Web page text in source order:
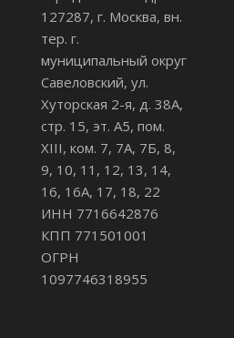
127287, г. Москва, вн.
тер. г.
муниципальный округ
Савеловский, ул.
Хуторская 2-я, д. 38А,
стр. 15, эт. А5, пом.
XIII, ком. 7, 7А, 7Б, 8,
9, 10, 11, 12, 13, 14,
16, 16А, 17, 18, 22
ИНН 7716642876
КПП 771501001
ОГРН
1097746318955